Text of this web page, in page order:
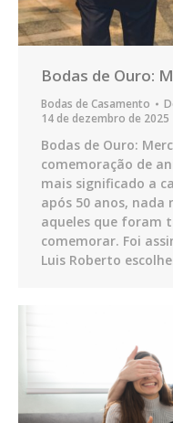
Bodas de Ouro:
Bodas de Casamento
14 de dezembro de 2025
Bodas de Ouro:
comemoração de
mais significado a
após 50 anos, nada
aqueles que foram
comemorar. Foi
Luis Roberto